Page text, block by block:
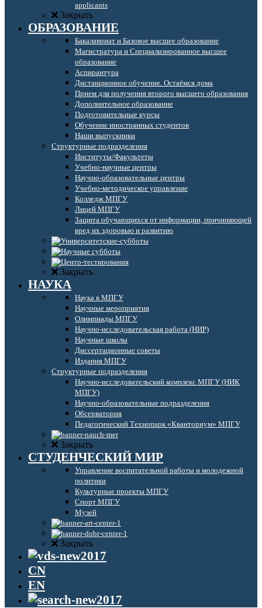
applicants
Закрыть
ОБРАЗОВАНИЕ
Бакалавриат и Базовое высшее образование
Магистратура и Специализированное высшее
образование
Аспирантура
Дистанционное обучение. Остаёмся дома
Прием для получения второго высшего образования
Дополнительное образование
Подготовительные курсы
Обучение иностранных студентов
Наши выпускники
Структурные подразделения
Институты/Факультеты
Учебно-научные центры
Научно-образовательные центры
Учебно-методическое управление
Колледж МПГУ
Лицей МПГУ
Защита обучающихся от информации, причиняющей
вред их здоровью и развитию
Закрыть
НАУКА
Наука в МПГУ
Научные мероприятия
Олимпиады МПГУ
Научно-исследовательская работа (НИР)
Научные школы
Диссертационные советы
Издания МПГУ
Структурные подразделения
Научно-исследовательский комплекс МПГУ (НИК
МПГУ)
Научно-образовательные подразделения
Обсерватория
Педагогический Технопарк «Кванториум» МПГУ
Закрыть
СТУДЕНЧЕСКИЙ МИР
Управление воспитательной работы и молодежной
политики
Культурные проекты МПГУ
Спорт МПГУ
Музей
Закрыть
CN
EN